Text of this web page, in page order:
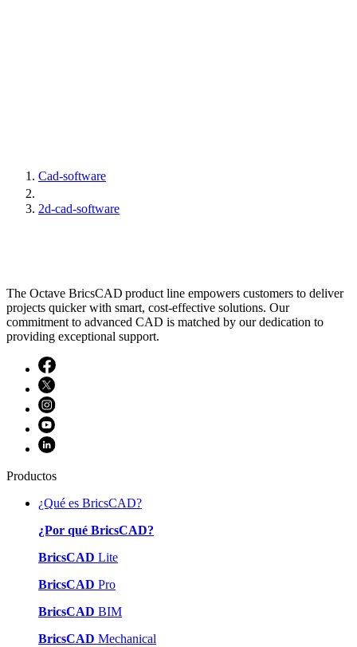
Cad-software
2d-cad-software
The Octave BricsCAD product line empowers customers to deliver
projects quicker with smart, cost-effective solutions. Our
commitment to advanced CAD is matched by our dedication to
providing exceptional support.
Productos
¿Qué es BricsCAD?
¿Por qué BricsCAD?
BricsCAD Lite
BricsCAD Pro
BricsCAD BIM
BricsCAD Mechanical